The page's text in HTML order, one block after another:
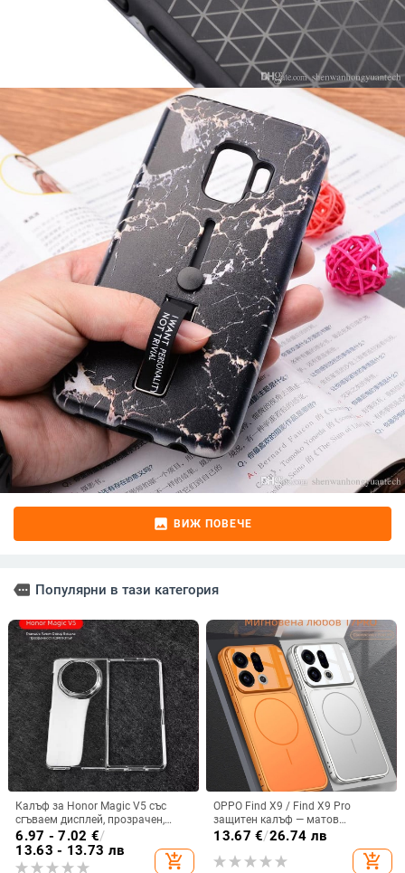
image ВИЖ ПОВЕЧЕ
more Популярни в тази категория
Калъф за Honor Magic V5 със
сгъваем дисплей, прозрачен,
лъскав, PC материал
6.97 - 7.02 €/
13.63 - 13.73 лв
add_shopping_cart
OPPO Find X9 / Find X9 Pro
защитен калъф — матов
пластмасов, минималистичен
стил, против изпускане, магнитно
зареждане, възможност за
13.67 €/26.74 лв
add_shopping_cart